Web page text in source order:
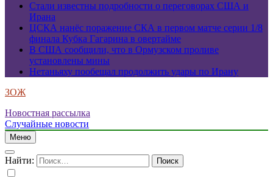
Стали известны подробности о переговорах США и
Ирана
ЦСКА нанёс поражение СКА в первом матче серии 1/8
финала Кубка Гагарина в овертайме
В США сообщили, что в Ормузском проливе
установлены мины
Нетаньяху пообещал продолжить удары по Ирану
ЗОЖ
Новостная рассылка
Случайные новости
Меню
Найти: